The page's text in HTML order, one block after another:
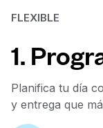
FLEXIBLE
1.
Planifica tu día
y entrega que